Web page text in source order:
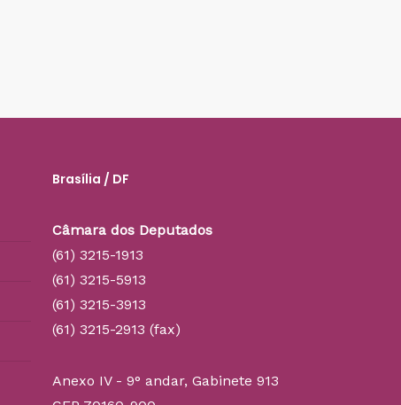
Brasília / DF
Câmara dos Deputados
(61) 3215-1913
(61) 3215-5913
(61) 3215-3913
(61) 3215-2913 (fax)
Anexo IV - 9° andar, Gabinete 913